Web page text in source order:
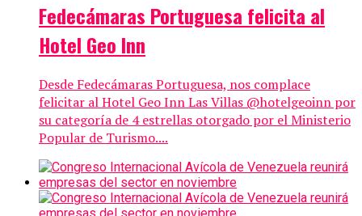
Fedecámaras Portuguesa felicita al
Hotel Geo Inn
Desde Fedecámaras Portuguesa, nos complace
felicitar al Hotel Geo Inn Las Villas @hotelgeoinn por
su categoría de 4 estrellas otorgado por el Ministerio
Popular de Turismo....